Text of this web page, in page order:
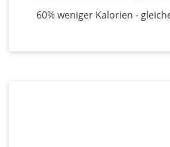
60% weniger Kalorien -